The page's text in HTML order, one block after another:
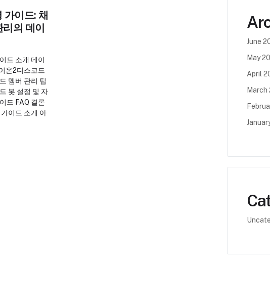
가이드: 채
리의 데이
드 소개 데이
온2디스코드
멤버 관리 팁
봇 설정 및 자
드 FAQ 결론
이드 소개 아
June
May
April
March